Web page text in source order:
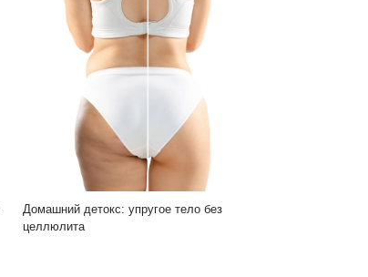
Домашний детокс: упругое тело без
целлюлита